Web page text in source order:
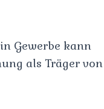
Gewerbe kann
als Träger von